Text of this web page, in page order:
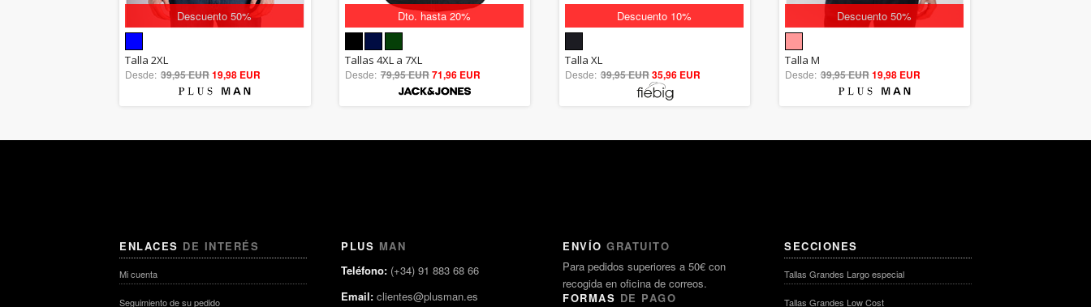
Descuento 50%
out of 5
Talla 2XL
Desde: 39,95 EUR19,98 EUR
Dto. hasta 20%
5.00
out of 5
Tallas 4XL a 7XL
Desde: 79,95 EUR71,96 EUR
Descuento 10%
out of 5
Talla XL
Desde: 39,95 EUR35,96 EUR
Descuento 50%
out of 5
Talla M
Desde: 39,95 EUR19,98 EUR
ENLACES DE INTERÉS
Mi cuenta
Seguimiento de su pedido
PLUS MAN
Teléfono: (+34) 91 883 68 66
Email: clientes@plusman.es
ENVÍO GRATUITO
Para pedidos superiores a 50€ con
recogida en oficina de correos.
FORMAS DE PAGO
SECCIONES
Tallas Grandes Largo especial
Tallas Grandes Low Cost